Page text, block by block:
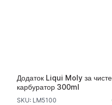
Додаток Liqui Moly за
карбуратор 300ml
SKU: LM5100